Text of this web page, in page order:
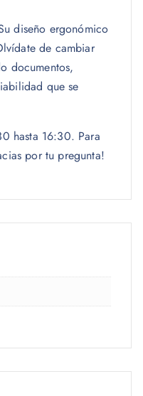
diseño ergonómico
de cambiar
documentos,
que se
hasta 16:30. Para
por tu pregunta!